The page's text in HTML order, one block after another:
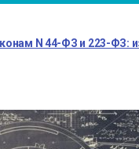
N 44-ФЗ и 223-ФЗ: